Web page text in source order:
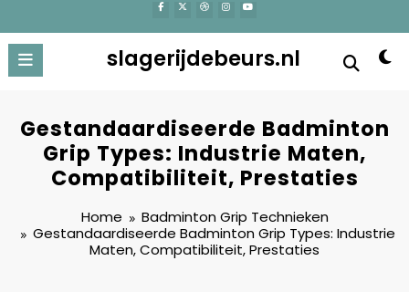
slagerijdebeurs.nl
Gestandaardiseerde Badminton
Grip Types: Industrie Maten,
Compatibiliteit, Prestaties
Home
Badminton Grip Technieken
Gestandaardiseerde Badminton Grip Types: Industrie
Maten, Compatibiliteit, Prestaties